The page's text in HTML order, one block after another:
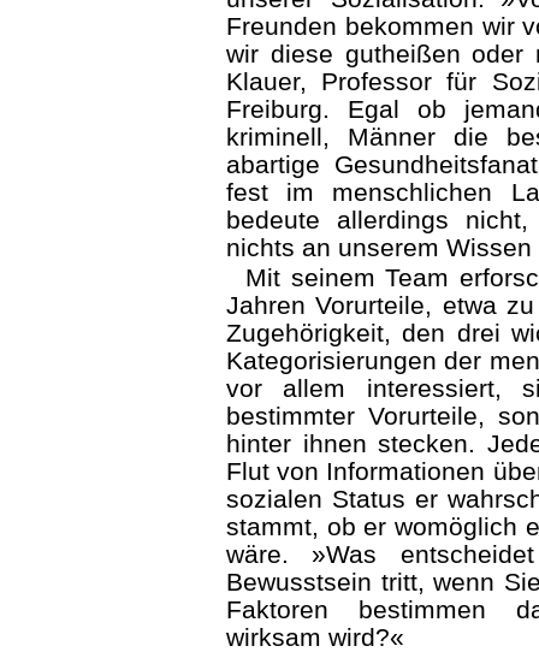
Freunden bekommen wir
wir diese gutheißen oder
Klauer, Professor für
Freiburg. Egal ob
kriminell, Männer die
abartige
fest im menschlichen
bedeute allerdings
nichts an unserem
Mit seinem Team
Jahren Vorurteile, etwa
Zugehörigkeit, den drei
Kategorisierungen der
vor allem interessiert,
bestimmter Vorurteile,
hinter ihnen stecken.
Flut von Informationen
sozialen Status er
stammt, ob er womöglich
wäre. »Was
Bewusstsein tritt, wenn
Faktoren bestimmen
wirksam wird?«